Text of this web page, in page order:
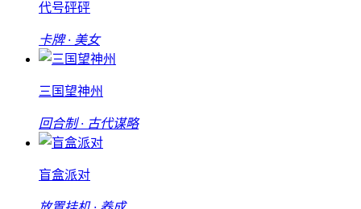
代号砰砰
卡牌 · 美女
三国望神州
回合制 · 古代谋略
盲盒派对